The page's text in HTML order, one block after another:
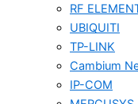
RF
UBIQUITI
TP-LINK
Cambium
IP-COM